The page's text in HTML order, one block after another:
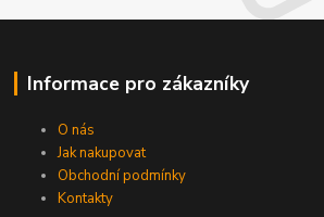
Informace pro zákazníky
O nás
Jak nakupovat
Obchodní podmínky
Kontakty